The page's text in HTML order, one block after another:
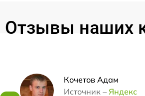
Отзывы наших
Кочетов Адам
Источник – Яндекс
Наши